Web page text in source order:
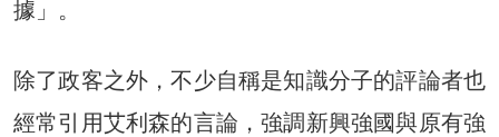
據」。
除了政客之外，不少自稱是知識分子的評論者也
經常引用艾利森的言論，強調新興強國與原有強